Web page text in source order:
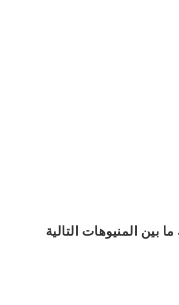
ما بين المنيوهات التالية